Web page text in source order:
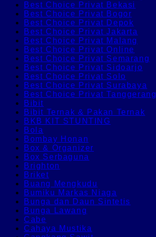
Best Choice Privat Bekasi
Best Choice Privat Bogor
Best Choice Privat Depok
Best Choice Privat Jakarta
Best Choice Privat Malang
Best Choice Privat Online
Best Choice Privat Semarang
Best Choice Privat Sidoarjo
Best Choice Privat Solo
Best Choice Privat Surabaya
Best Choice Privat Tanggerang
Bibit
Bibit Ternak & Pakan Ternak
BKB KIT STUNTING
Bola
Bombay Honan
Box & Organizer
Box Serbaguna
Brighton
Briket
Buang Mengkudu
Bumiku Markas Niaga
Bunga dan Daun Sintetis
Bunga Lawang
Cabe
Cahaya Mustika